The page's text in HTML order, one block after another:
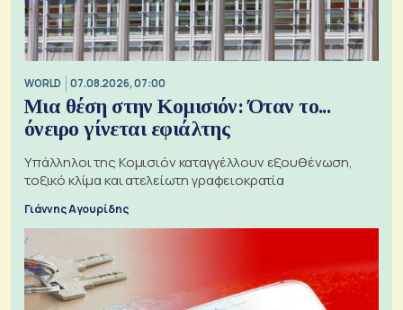
WORLD 07.08.2026, 07:00
Μια θέση στην Κομισιόν: Όταν το...
όνειρο γίνεται εφιάλτης
Υπάλληλοι της Κομισιόν καταγγέλλουν εξουθένωση,
τοξικό κλίμα και ατελείωτη γραφειοκρατία
Γιάννης Αγουρίδης